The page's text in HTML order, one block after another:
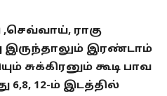
ராகு
இருந்தாலும் இரண்டாம்
சுக்கிரனும் கூடி பாவ
6,8, 12-ம் இடத்தில்